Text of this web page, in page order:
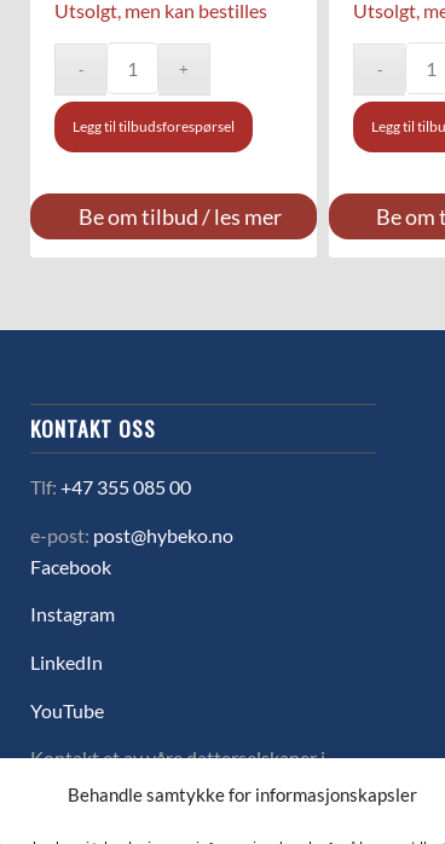
Behandle samtykke for informasjonskapsler
Utsolgt, men kan bestilles
Legg til tilbudsforespørsel
Be om tilbud / les mer
Utsolgt,
Legg til
Be om
KONTAKT OSS
Tlf:+47 355 085 00
e-post: post@hybeko.no
Facebook
Instagram
LinkedIn
YouTube
Kontakt et av våre datterselskaper i
Sverige, Danmark eller Finland ved å